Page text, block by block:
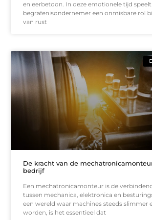
en eerbetoon. In deze emotionele tijd speelt
begrafenisondernemer een onmisbare rol
van rust
De kracht van de
bedrijf
Een mechatronicamonteur is de
tussen mechanica, elektronica en
een wereld waar machines steeds slimmer
worden, is het essentieel dat